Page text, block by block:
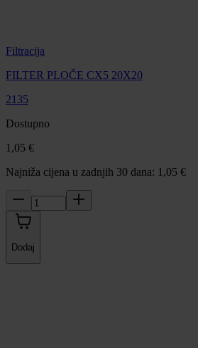
Filtracija
FILTER PLOČE CX5 20X20
2135
Dostupno
1,05 €
Najniža cijena u zadnjih 30 dana: 1,05 €
Dodaj